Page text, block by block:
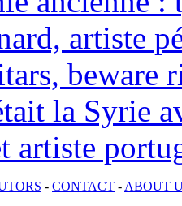
artiste
beware
la Syrie
artiste
- CONTACT - ABOUT